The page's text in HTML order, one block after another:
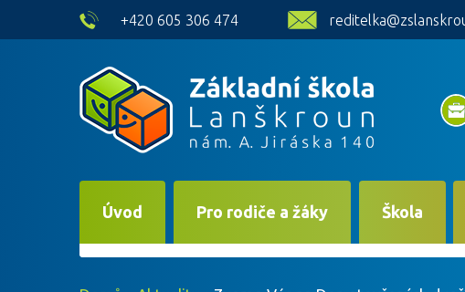
skip to main content
+420 605 306 474
Úvod Pro rodiče a žáky Škola